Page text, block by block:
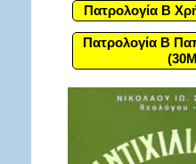
Πατρολογία Β
Πατρολογία Β